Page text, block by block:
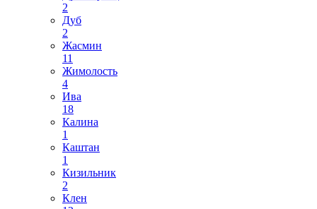
2
Дуб
2
Жасмин
11
Жимолость
4
Ива
18
Калина
1
Каштан
1
Кизильник
2
Клен